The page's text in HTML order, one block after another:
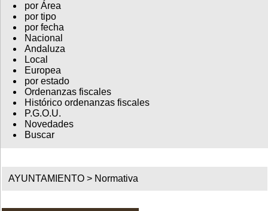
por Área
por tipo
por fecha
Nacional
Andaluza
Local
Europea
por estado
Ordenanzas fiscales
Histórico ordenanzas fiscales
P.G.O.U.
Novedades
Buscar
AYUNTAMIENTO > Normativa